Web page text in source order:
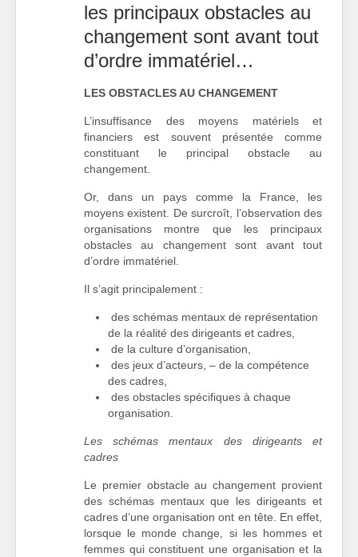
les principaux obstacles au
changement sont avant tout
d’ordre immatériel…
LES OBSTACLES AU CHANGEMENT
L’insuffisance des moyens matériels et
financiers est souvent présentée comme
constituant le principal obstacle au
changement.
Or, dans un pays comme la France, les
moyens existent. De surcroît, l’observation des
organisations montre que les principaux
obstacles au changement sont avant tout
d’ordre immatériel.
Il s’agit principalement :
des schémas mentaux de représentation
de la réalité des dirigeants et cadres,
de la culture d’organisation,
des jeux d’acteurs, – de la compétence
des cadres,
des obstacles spécifiques à chaque
organisation.
Les schémas mentaux des dirigeants et
cadres
Le premier obstacle au changement provient
des schémas mentaux que les dirigeants et
cadres d’une organisation ont en tête. En effet,
lorsque le monde change, si les hommes et
femmes qui constituent une organisation et la